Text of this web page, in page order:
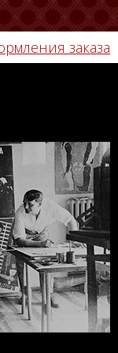
заказа